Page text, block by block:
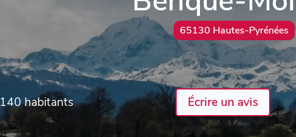
65130 Hautes-Pyrénées
140 habitants Écrire un avis